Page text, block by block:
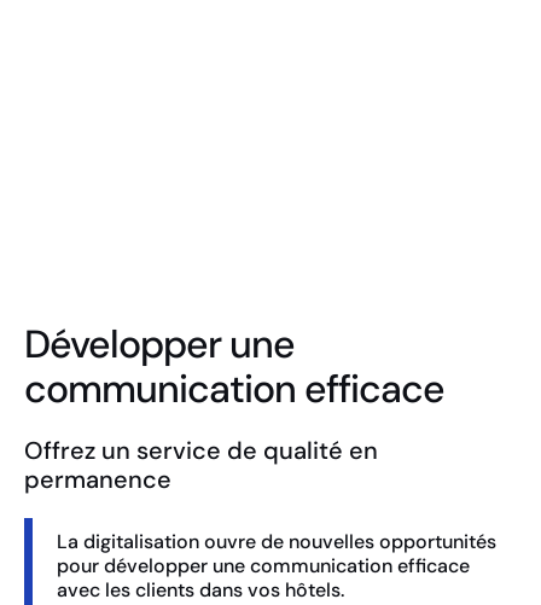
Développer une
communication efficace
Offrez un service de qualité en
permanence
La digitalisation ouvre de nouvelles opportunités
pour développer une communication efficace
avec les clients dans vos hôtels.